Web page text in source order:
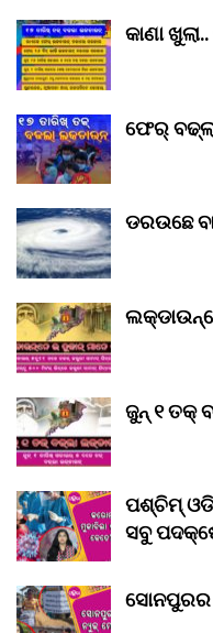
କାଣା
ଫେର୍
ଡରଉଛେ
ଜୁନ୍ ୧ ତକ୍
ପଶ୍ଚିମ୍
ସବୁ
ସୋନପୁରର